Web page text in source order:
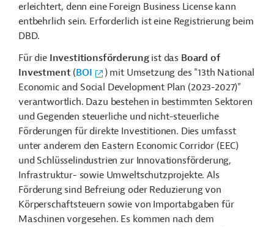
erleichtert, denn eine Foreign Business License kann
entbehrlich sein. Erforderlich ist eine Registrierung beim
DBD.
Für die Investitionsförderungist das Board of
Investment (BOI
) mit Umsetzung des "13th National
Economic and Social Development Plan (2023-2027)"
verantwortlich. Dazu bestehen in bestimmten Sektoren
und Gegenden steuerliche und nicht-steuerliche
Förderungen für direkte Investitionen. Dies umfasst
unter anderem den Eastern Economic Corridor (EEC)
und Schlüsselindustrien zur Innovationsförderung,
Infrastruktur- sowie Umweltschutzprojekte. Als
Förderung sind Befreiung oder Reduzierung von
Körperschaftsteuern sowie von Importabgaben für
Maschinen vorgesehen. Es kommen nach dem